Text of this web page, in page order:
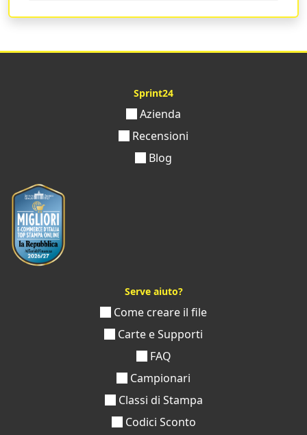
seduto alla tua scrivania, attendi la consegna
velocemente, ricevere in breve tempo un feedback da
parte dei nostri tecnici e completare l’ordine
direttamente dal nostro pannello di controllo. Seleziona
il formato, l’orientamento, la grammatura della carta, le
nobilitazioni e tanto altro e ricevi i tuoi volantini in sole
Per richiedere informazioni o suggerimenti contattaci e
riceverai, nel giro di poche ore, assistenza del nostro
team.Sprint24 è la tipografia online pensata per
soddisfare ogni tua singola esigenza!
Sprint24
Azienda
Recensioni
Blog
Serve aiuto?
Come creare il file
Carte e Supporti
FAQ
Campionari
Classi di Stampa
Codici Sconto